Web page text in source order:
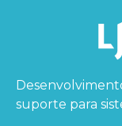
suporte para